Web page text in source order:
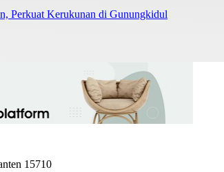
Perkuat Kerukunan di Gunungkidul
15710